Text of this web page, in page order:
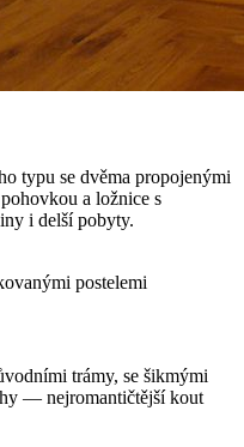
typu se dvěma propojenými
a ložnice s
i delší pobyty.
trámy, se šikmými
— nejromantičtější kout